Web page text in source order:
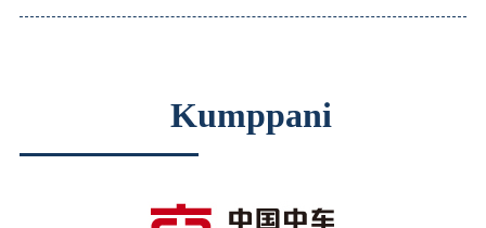
Kumppani